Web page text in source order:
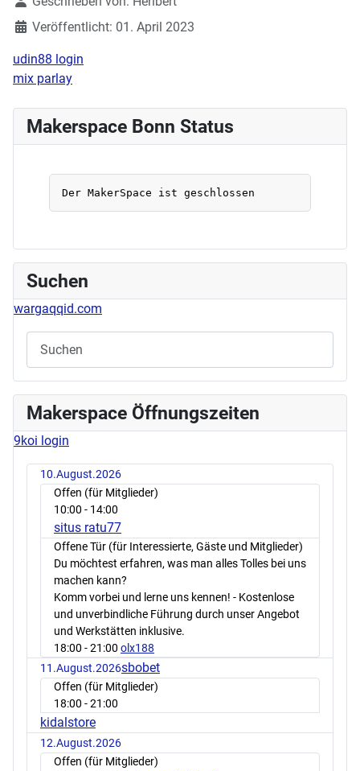
Veröffentlicht: 01. April 2023
udin88 login
mix parlay
Makerspace Bonn Status
Suchen
wargaqqid.com
Makerspace Öffnungszeiten
9koi login
10.August.2026
Offen (für Mitglieder)
10:00 - 14:00
situs ratu77
Offene Tür (für Interessierte, Gäste und Mitglieder)
Du möchtest erfahren, was man alles Tolles bei uns
machen kann?
Komm vorbei und lerne uns kennen! - Kostenlose
und unverbindliche Führung durch unser Angebot
und Werkstätten inklusive.
18:00 - 21:00 olx188
11.August.2026sbobet
Offen (für Mitglieder)
18:00 - 21:00
kidalstore
12.August.2026
Offen (für Mitglieder)